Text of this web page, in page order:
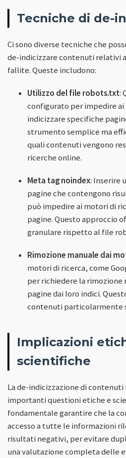
Tecniche di de-
Ci sono diverse tecniche che
de-indicizzare contenuti relativi
fallite. Queste includono:
Utilizzo del file robots.txt:
configurato per impedire
indicizzare specifiche
strumento semplice ma
quali contenuti vengono
ricerche online.
Meta tag noindex: Inserire
pagine che contengono
può impedire ai motori di
pagine. Questo approccio
granulare rispetto al file
Rimozione manuale dai
motori di ricerca, come
per richiedere la rimozione
pagine dai loro indici.
contenuti particolarmente
Implicazioni
scientifiche
La de-indicizzazione di
importanti questioni etiche e
fondamentale garantire che la
accesso a tutte le informazioni
risultati negativi, per evitare
una valutazione completa delle